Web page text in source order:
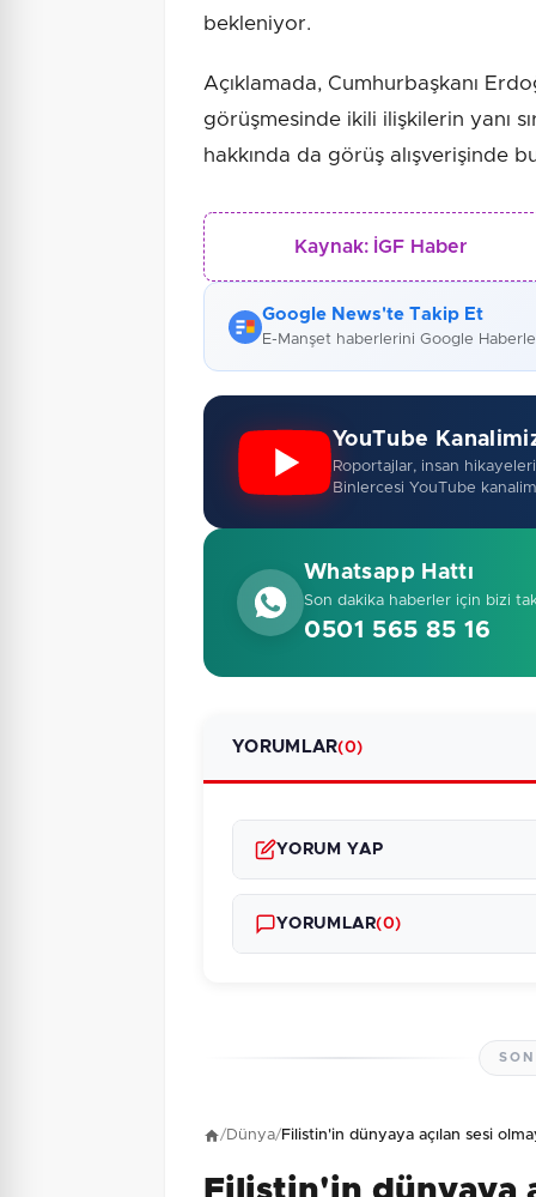
bekleniyor.
Açıklamada, Cumhurbaşkanı
görüşmesinde ikili ilişkilerin yanı
hakkında da görüş alışverişinde
Kaynak: İGF Haber
Google News'te Takip Et
E-Manşet haberlerini Google
YouTube
Roportajlar, insan
Binlercesi YouTube
Whatsapp Hattı
Son dakika haberler için bizi
0501 565 85 16
YORUMLAR(0)
YORUM YAP
YORUMLAR(0)
/Dünya/Filistin'in dünyaya açılan sesi